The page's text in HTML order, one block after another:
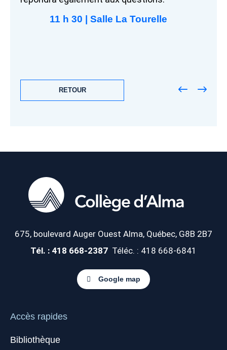
11 h 30 | Salle La Tourelle
RETOUR
675, boulevard Auger Ouest Alma, Québec, G8B 2B7
Tél. : 418 668-2387 Téléc. : 418 668-6841
Google map
Accès rapides
Bibliothèque